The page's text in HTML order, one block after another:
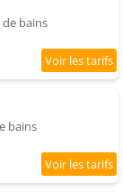
de bains
bains